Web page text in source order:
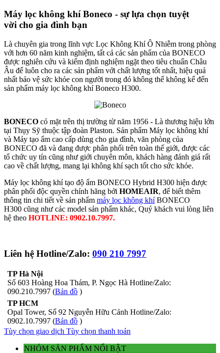
Máy lọc không khí Boneco - sự lựa chọn tuyệt
vời cho gia đình bạn
Là chuyên gia trong lĩnh vực Lọc Không Khí Ô Nhiễm trong phòng
với hơn 60 năm kinh nghiệm, tất cả các sản phẩm của BONECO
được nghiên cứu và kiểm định nghiệm ngặt theo tiêu chuẩn Châu
Âu để luôn cho ra các sản phẩm với chất lượng tốt nhất, hiệu quả
nhất bảo vệ sức khỏe con người trong đó không thể không kể đến
sản phẩm máy lọc không khí Boneco H300.
BONECO có mặt trên thị trường từ năm 1956 - Là thương hiệu lớn
tại Thụy Sỹ thuộc tập đoàn Plaston. Sản phẩm Máy lọc không khí
và Máy tạo ẩm cao cấp dùng cho gia đình, văn phòng của
BONECO đã và đang được phân phối trên toàn thế giới, được các
tổ chức uy tín cũng như giới chuyên môn, khách hàng đánh giá rất
cao về chất lượng, mang lại không khí sạch tốt cho sức khỏe.
Máy lọc không khí tạo độ ẩm BONECO Hybrid H300 hiện được
phân phối độc quyền chính hãng bởi HOMEAIR, để biết thêm
thông tin chi tiết về sản phẩm máy lọc không khíBONECO
H300 cũng như các model sản phẩm khác, Quý khách vui lòng liên
hệ theo HOTLINE: 0902.10.7997.
Liên hệ Hotline/Zalo: 090 210 7997
TP Hà Nội
Số 603 Hoàng Hoa Thám, P. Ngọc Hà Hotline/Zalo:
090.210.7997 (Bản đồ )
TP HCM
Opal Tower, Số 92 Nguyễn Hữu Cảnh Hotline/Zalo:
0902.10.7997 (Bản đồ )
Tùy chọn giao dịch Tùy chọn thanh toán
NHÓM SẢN PHẨM NỔI BẬT